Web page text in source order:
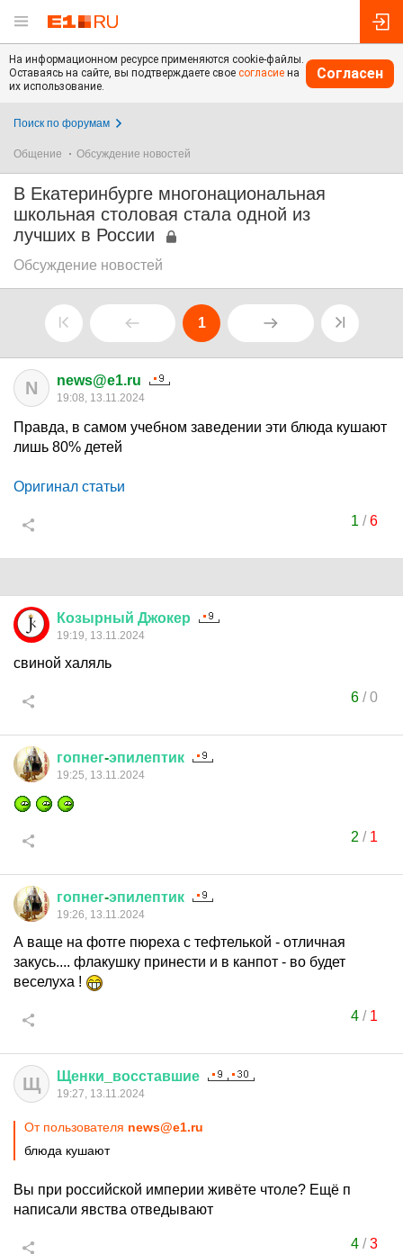
На информационном ресурсе применяются cookie-файлы.
Оставаясь на сайте, вы подтверждаете свое согласие на
их использование.
Согласен
Поиск по форумам
Общение Обсуждение новостей
В Екатеринбурге многонациональная
школьная столовая стала одной из
лучших в России
Обсуждение новостей
1
N news@e1.ru
19:08, 13.11.2024
Правда, в самом учебном заведении эти блюда кушают
лишь 80% детей
Оригинал статьи
1 /6
Козырный Джокер
19:19, 13.11.2024
свиной халяль
6/0
гопнег-эпилептик
19:25, 13.11.2024
2 / 1
гопнег-эпилептик
19:26, 13.11.2024
А ваще на фотге пюреха с тефтелькой - отличная
закусь.... флакушку принести и в канпот - во будет
веселуха !
4/ 1
Щ Щенки восставшие
19:27, 13.11.2024
От пользователя news@e1.ru
блюда кушают
Вы при российской империи живёте чтоле? Ещё п
написали явства отведывают
4/3